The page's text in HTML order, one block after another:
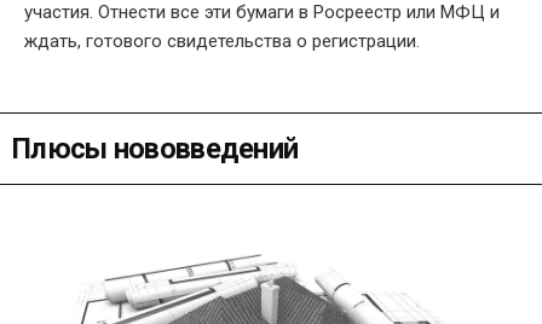
участия. Отнести все эти бумаги в Росреестр или МФЦ и
ждать, готового свидетельства о регистрации.
Плюсы нововведений